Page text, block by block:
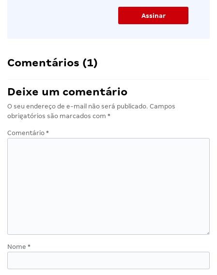
Comentários (1)
Deixe um comentário
O seu endereço de e-mail não será publicado. Campos
obrigatórios são marcados com *
Comentário *
Nome *